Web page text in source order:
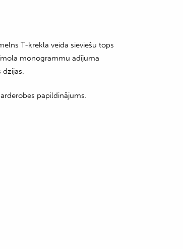
T-krekla veida sieviešu tops
monogrammu adījuma
dzijas.
papildinājums.